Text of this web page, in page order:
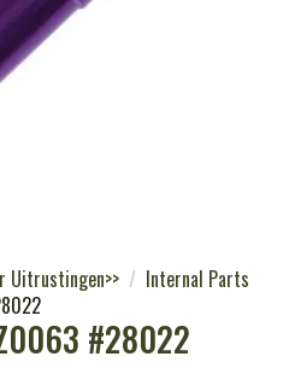
Uitrustingen>>
Internal Parts
#28022